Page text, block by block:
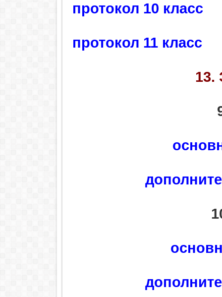
протокол 10 класс
протокол 11 класс
13.